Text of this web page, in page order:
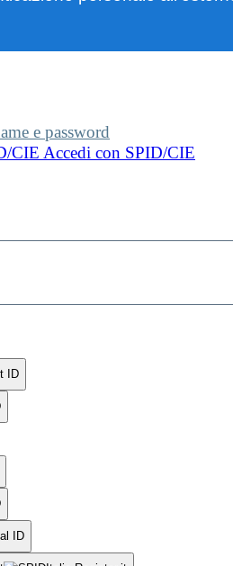
e password
CIE Accedi con SPID/CIE